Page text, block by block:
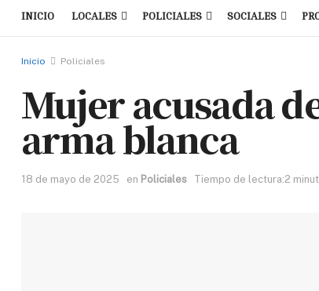
INICIO LOCALES POLICIALES SOCIALES
Inicio Policiales
Mujer acusada
arma blanca
18 de mayo de 2025 en Policiales Tiempo de lectura:2